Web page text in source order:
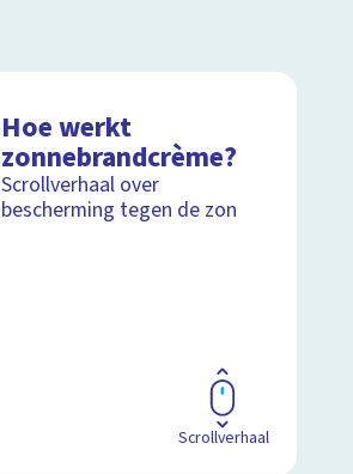
Hoe werkt
zonnebrandcrème?
Scrollverhaal over
bescherming tegen de zon
Scrollverhaal